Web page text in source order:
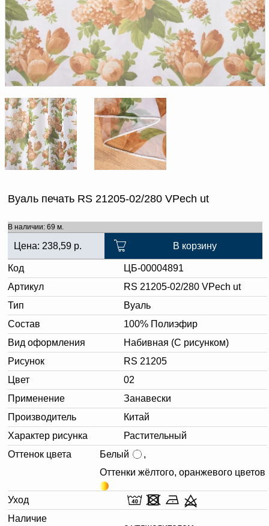
получение груза
Документы по работе с
персональными данными
Письмо руководителю
Вопросы и ответы
Новости | Статьи
Вуаль печать RS 21205-02/280 VPech ut
В наличии: 69 м.
Цена: 238,59 р. В корзину
Код
ЦБ-00004891
Артикул
RS 21205-02/280 VPech ut
Тип
Вуаль
Состав
100% Полиэфир
Вид оформления
Набивная (С рисунком)
Рисунок
RS 21205
Цвет
02
Применение
Занавески
Производитель
Китай
Характер рисунка
Растительный
Оттенок цвета
Белый
,
Оттенки жёлтого, оранжевого цветов
Уход
Наличие
Добавить